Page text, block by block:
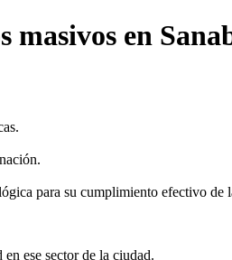
masivos en
para su cumplimiento efectivo de
ese sector de la ciudad.